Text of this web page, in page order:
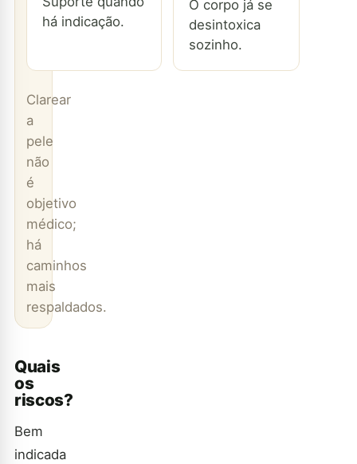
há indicação.
O corpo já se
desintoxica
sozinho.
Clarear
a
pele
não
é
objetivo
médico;
há
caminhos
mais
respaldados.
Quais
os
riscos?
Bem
indicada